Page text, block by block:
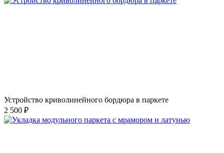
Устройство криволинейного бордюра в паркете
2 500 ₽